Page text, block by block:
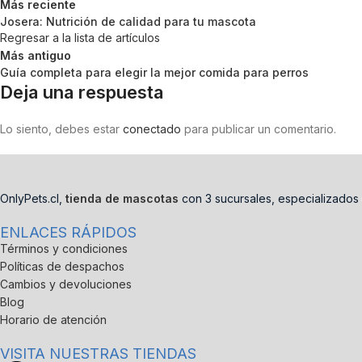
Más reciente
Josera: Nutrición de calidad para tu mascota
Regresar a la lista de artículos
Más antiguo
Guía completa para elegir la mejor comida para perros
Deja una respuesta
Lo siento, debes estar conectado para publicar un comentario.
OnlyPets.cl, tienda de mascotas con 3 sucursales,
ENLACES RÁPIDOS
Términos y condiciones
Políticas de despachos
Cambios y devoluciones
Blog
Horario de atención
VISITA NUESTRAS TIENDAS